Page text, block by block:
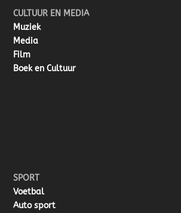
CULTUUR EN MEDIA
Muziek
Media
Film
Boek en Cultuur
SPORT
Voetbal
Auto sport